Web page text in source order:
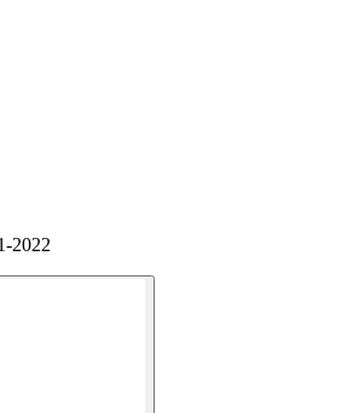
2022